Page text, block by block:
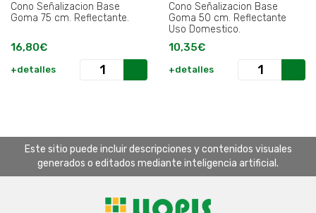
Cono Señalizacion Base
Goma 75 cm. Reflectante.
16,80€
+detalles
Cono Señalizacion Base
Goma 50 cm. Reflectante
Uso Domestico.
10,35€
+detalles
Este sitio puede incluir descripciones y contenidos visuales
generados o editados mediante inteligencia artificial.